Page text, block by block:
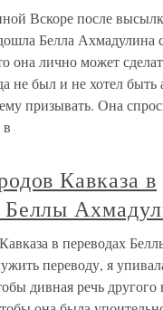
Вскоре после
Белла Ахмадулина
она лично может
не был и не хотел быть
призывать. Она
Кавказа в
Беллы
в переводах
переводу, я
дивная речь другого